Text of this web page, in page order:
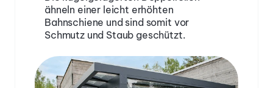
ähneln einer leicht erhöhten
Bahnschiene und sind somit vor
Schmutz und Staub geschützt.